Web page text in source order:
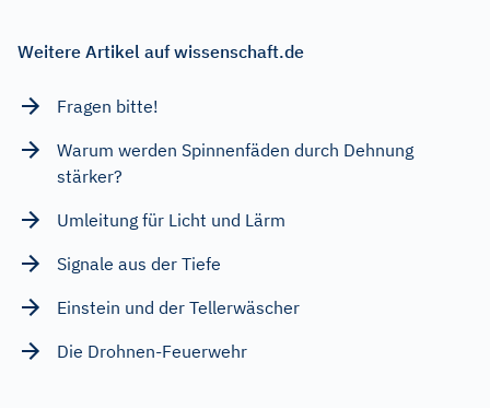
Weitere Artikel auf wissenschaft.de
Fragen bitte!
Warum werden Spinnenfäden durch Dehnung
stärker?
Umleitung für Licht und Lärm
Signale aus der Tiefe
Einstein und der Tellerwäscher
Die Drohnen-Feuerwehr